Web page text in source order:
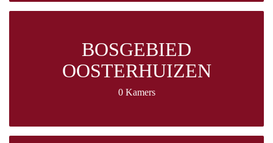
BOSGEBIED
OOSTERHUIZEN
0 Kamers